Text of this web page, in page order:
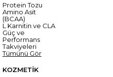
Protein Tozu
Amino Asit
(BCAA)
L Karnitin ve CLA
Güç ve
Performans
Takviyeleri
Tümünü Gör
KOZMETİK